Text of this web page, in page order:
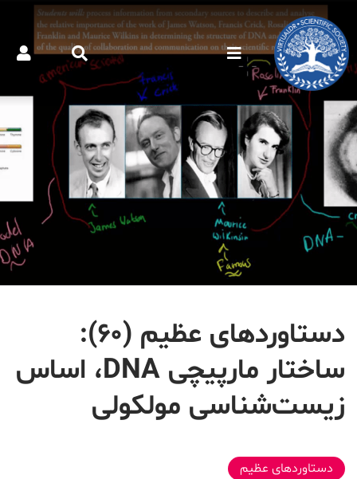
دستاوردهای عظیم (۶۰):
ساختار مارپیچی DNA، اساس
زیست‌شناسی مولکولی
2019-03-16T13:18:26+03:30
دستاوردهای عظیم